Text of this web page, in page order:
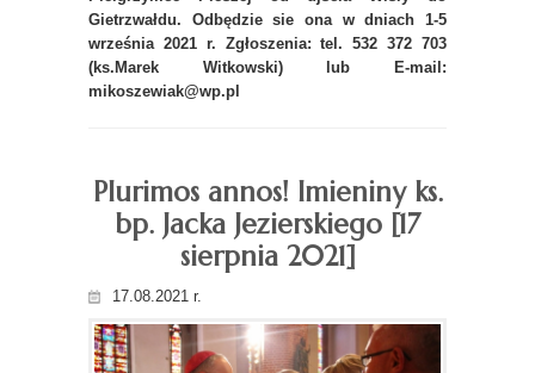
Gietrzwałdu. Odbędzie sie ona w dniach 1-5
września 2021 r. Zgłoszenia: tel. 532 372 703
(ks.Marek Witkowski) lub E-mail:
mikoszewiak@wp.pl
Plurimos annos! Imieniny ks.
bp. Jacka Jezierskiego [17
sierpnia 2021]
17.08.2021 r.